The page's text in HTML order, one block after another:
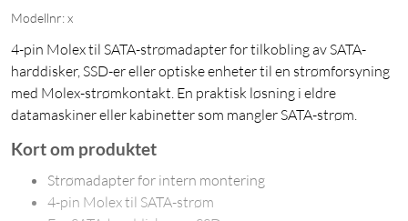
Modellnr: x
4-pin Molex til SATA-strømadapter for tilkobling av SATA-
harddisker, SSD-er eller optiske enheter til en strømforsyning
med Molex-strømkontakt. En praktisk løsning i eldre
datamaskiner eller kabinetter som mangler SATA-strøm.
Kort om produktet
Strømadapter for intern montering
4-pin Molex til SATA-strøm